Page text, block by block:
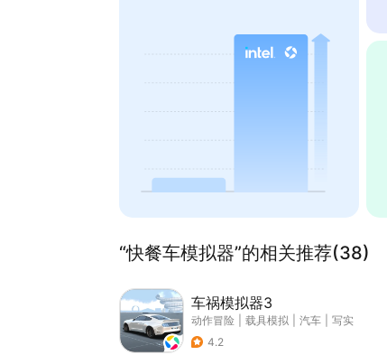
“快餐车模拟器”的相关推荐(38)
车祸模拟器3
动作冒险 载具模拟 汽车
写实
4.2